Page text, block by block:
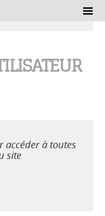
accéder à toutes
site